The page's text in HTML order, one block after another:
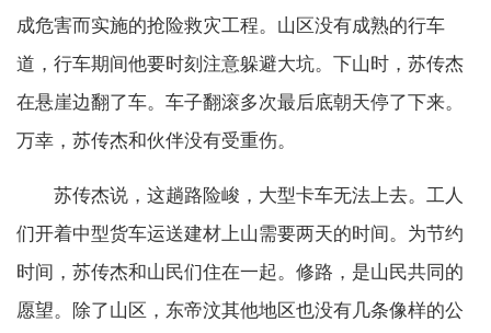
成危害而实施的抢险救灾工程。山区没有成熟的行车
道，行车期间他要时刻注意躲避大坑。下山时，苏传杰
在悬崖边翻了车。车子翻滚多次最后底朝天停了下来。
万幸，苏传杰和伙伴没有受重伤。
苏传杰说，这趟路险峻，大型卡车无法上去。工人
们开着中型货车运送建材上山需要两天的时间。为节约
时间，苏传杰和山民们住在一起。修路，是山民共同的
愿望。除了山区，东帝汶其他地区也没有几条像样的公